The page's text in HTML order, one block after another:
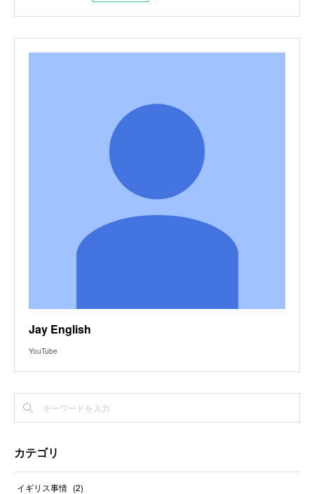
Jay English
YouTube
カテゴリ
イギリス事情 (2)